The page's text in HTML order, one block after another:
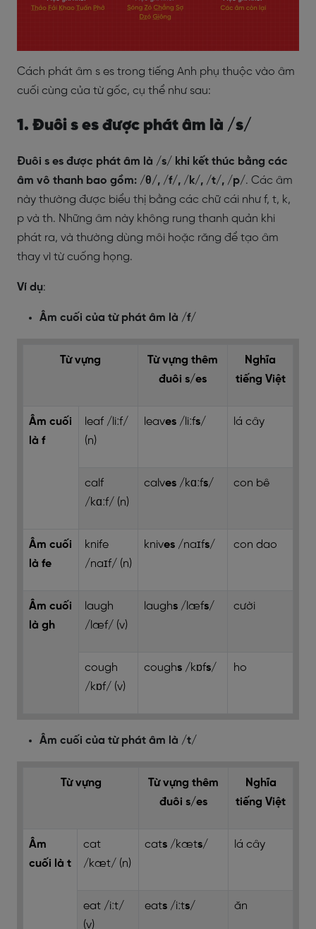
Cách phát âm s es trong tiếng Anh phụ thuộc vào âm
cuối cùng của từ gốc, cụ thể như sau:
1. Đuôi s es được phát âm là /s/
Đuôi s es được phát âm là /s/ khi kết thúc bằng các
âm vô thanh bao gồm: /θ/, /f/, /k/, /t/, /p/. Các âm
này thường được biểu thị bằng các chữ cái như f, t, k,
p và th. Những âm này không rung thanh quản khi
phát ra, và thường dùng môi hoặc răng để tạo âm
thay vì từ cuống họng.
Ví dụ:
Âm cuối của từ phát âm là /f/
Từ vựng
Từ vựng thêm
đuôi s/es
Nghĩa
tiếng Việt
Âm cuối
là f
leaf /liːf/
(n)
leaves /liːfs/ lá cây
calf
/kɑːf/ (n)
calves /kɑːfs/ con bê
Âm cuối
là fe
knife
/naɪf/ (n)
knives /naɪfs/ con dao
Âm cuối
là gh
laugh
/læf/ (v)
laughs /læfs/ cười
cough
/kɒf/ (v)
coughs /kɒfs/ ho
Âm cuối của từ phát âm là /t/
Từ vựng
Từ vựng thêm
đuôi s/es
Nghĩa
tiếng Việt
Âm
cuối là t
cat
/kæt/ (n)
cats /kæts/ lá cây
eat /iːt/
(v)
eats /iːts/ ăn